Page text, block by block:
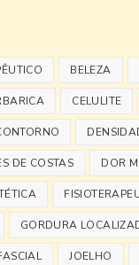
BELEZA
CELULITE
DE COSTAS DOR
GORDURA
JOELHO